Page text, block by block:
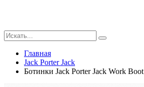
Главная
Jack Porter Jack
Ботинки Jack Porter Jack Work Boot